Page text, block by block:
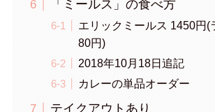
「ミールス」の食べ方
エリックミールス 1450円(
80円)
2018年10月18日追記
カレーの単品オーダー
テイクアウトあり